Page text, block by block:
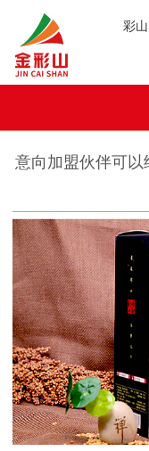
彩
意向加盟伙伴可以